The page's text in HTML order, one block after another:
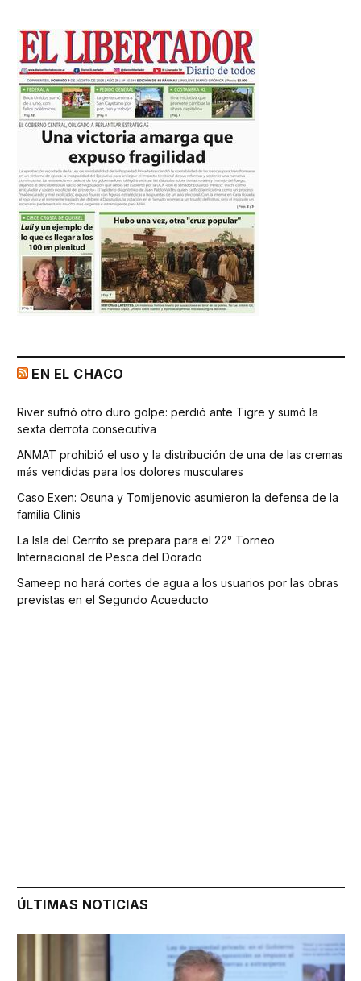
EN EL CHACO
River sufrió otro duro golpe: perdió ante Tigre y sumó la
sexta derrota consecutiva
ANMAT prohibió el uso y la distribución de una de las cremas
más vendidas para los dolores musculares
Caso Exen: Osuna y Tomljenovic asumieron la defensa de la
familia Clinis
La Isla del Cerrito se prepara para el 22° Torneo
Internacional de Pesca del Dorado
Sameep no hará cortes de agua a los usuarios por las obras
previstas en el Segundo Acueducto
ÚLTIMAS NOTICIAS